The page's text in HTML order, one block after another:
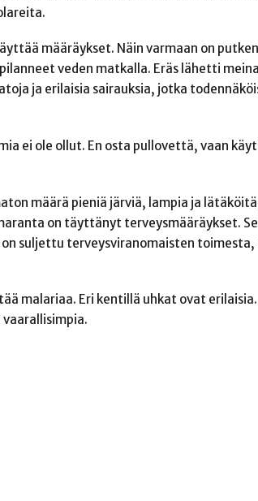
määräykset. Näin varmaan on
veden matkalla. Eräs lähetti
ja erilaisia sairauksia, jotka
ei ole ollut. En osta pullovettä, vaan
määrä pieniä järviä, lampia ja
on täyttänyt terveysmääräykset.
on suljettu terveysviranomaisten
malariaa. Eri kentillä uhkat ovat erilaisia.